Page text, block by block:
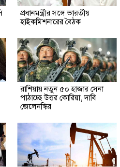
প্রধানমন্ত্রীর সঙ্গে ভারতীয়
হাইকমিশনারের বৈঠক
রাশিয়ায় নতুন ৫০ হাজার সেনা
পাঠাচ্ছে উত্তর কোরিয়া, দাবি
জেলেনস্কির